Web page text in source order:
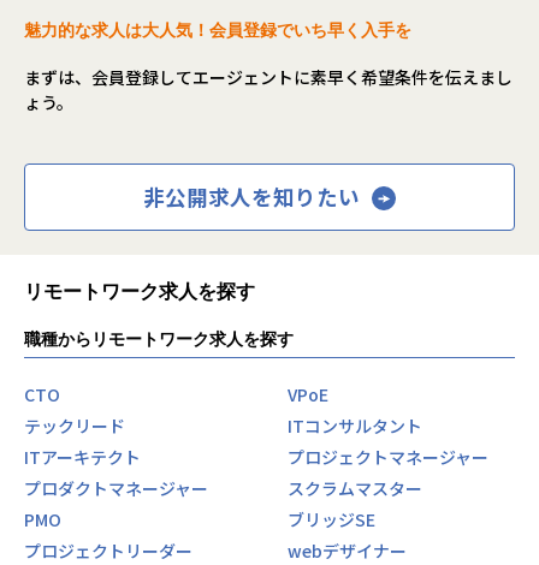
魅力的な求人は大人気！会員登録でいち早く入手を
まずは、会員登録してエージェントに素早く希望条件を伝えまし
ょう。
非公開求人を知りたい
リモートワーク求人を探す
職種からリモートワーク求人を探す
CTO
VPoE
テックリード
ITコンサルタント
ITアーキテクト
プロジェクトマネージャー
プロダクトマネージャー
スクラムマスター
PMO
ブリッジSE
プロジェクトリーダー
webデザイナー